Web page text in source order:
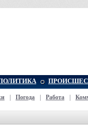
Погода Работа